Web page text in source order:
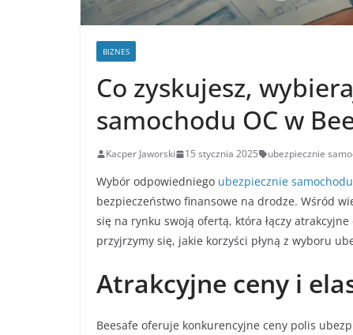
BIZNES
Co zyskujesz,
samochodu OC w
Kacper Jaworski 15 stycznia 2025 ubezpiecznie
Wybór odpowiedniego ubezpiecznie
bezpieczeństwo finansowe na drodze. Wśród
się na rynku swoją ofertą, która łączy
przyjrzymy się, jakie korzyści płyną z wyboru
Atrakcyjne ceny i
Beesafe oferuje konkurencyjne ceny polis